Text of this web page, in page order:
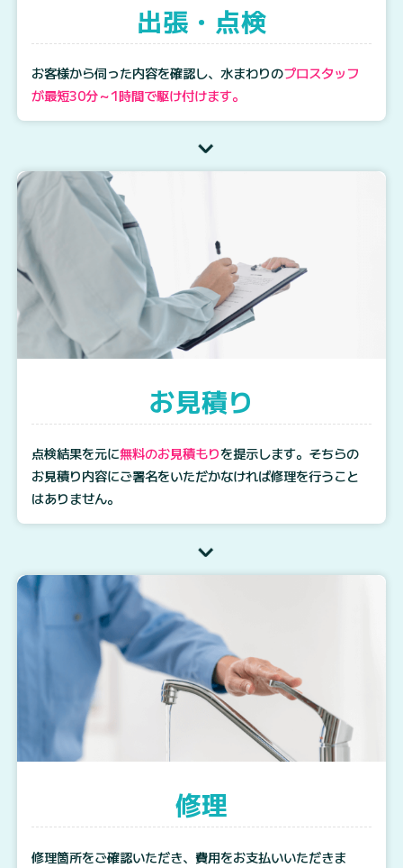
出張・点検
お客様から伺った内容を確認し、水まわりのプロスタッフ
が最短30分～1時間で駆け付けます。
お見積り
点検結果を元に無料のお見積もりを提示します。そちらの
お見積り内容にご署名をいただかなければ修理を行うこと
はありません。
修理
修理箇所をご確認いただき、費用をお支払いいただきま